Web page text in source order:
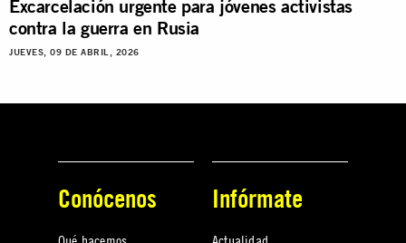
Excarcelación urgente para jóvenes activistas
contra la guerra en Rusia
JUEVES, 09 DE ABRIL, 2026
Conócenos Infórmate